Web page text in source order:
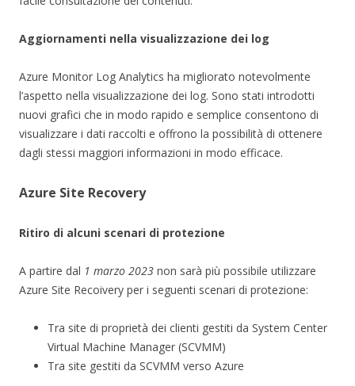
Aggiornamenti nella visualizzazione dei log
Azure Monitor Log Analytics ha migliorato notevolmente
l’aspetto nella visualizzazione dei log. Sono stati introdotti
nuovi grafici che in modo rapido e semplice consentono di
visualizzare i dati raccolti e offrono la possibilità di ottenere
dagli stessi maggiori informazioni in modo efficace.
Azure Site Recovery
Ritiro di alcuni scenari di protezione
A partire dal 1 marzo 2023 non sarà più possibile utilizzare
Azure Site Recoivery per i seguenti scenari di protezione:
Tra site di proprietà dei clienti gestiti da System Center
Virtual Machine Manager (SCVMM)
Tra site gestiti da SCVMM verso Azure